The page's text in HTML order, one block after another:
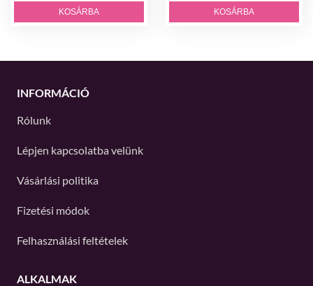
KOSÁRBA KOSÁRBA
INFORMÁCIÓ
Rólunk
Lépjen kapcsolatba velünk
Vásárlási politika
Fizetési módok
Felhasználási feltételek
ALKALMAK